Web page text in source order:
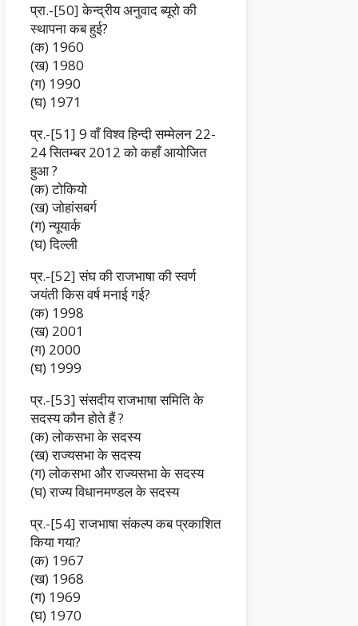
प्रा.-[50] केन्द्रीय अनुवाद ब्यूरो की
स्थापना कब हुई?
(क) 1960
(ख) 1980
(ग) 1990
(घ) 1971
प्र.-[51] 9 वाँ विश्व हिन्दी सम्मेलन 22-
24 सितम्बर 2012 को कहाँ आयोजित
हुआ ?
(क) टोकियो
(ख) जोहांसबर्ग
(ग) न्यूयार्क
(घ) दिल्ली
प्र.-[52] संघ की राजभाषा की स्वर्ण
जयंती किस वर्ष मनाई गई?
(क) 1998
(ख) 2001
(ग) 2000
(घ) 1999
प्र.-[53] संसदीय राजभाषा समिति के
सदस्य कौन होते हैं ?
(क) लोकसभा के सदस्य
(ख) राज्यसभा के सदस्य
(ग) लोकसभा और राज्यसभा के सदस्य
(घ) राज्य विधानमण्डल के सदस्य
प्र.-[54] राजभाषा संकल्प कब प्रकाशित
किया गया?
(क) 1967
(ख) 1968
(ग) 1969
(घ) 1970